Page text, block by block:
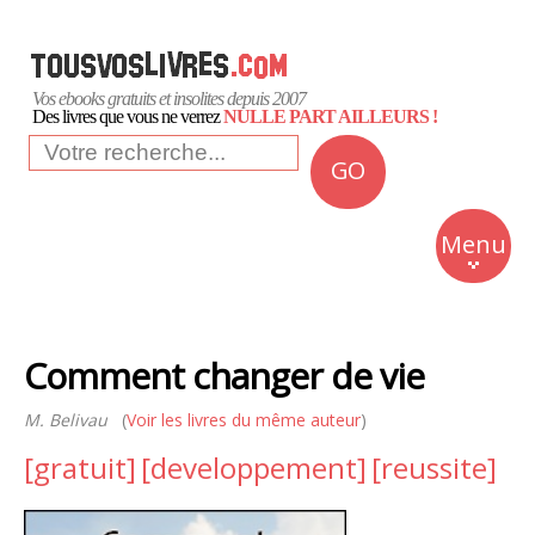
Vos ebooks gratuits et insolites depuis 2007
Des livres que vous ne verrezNULLE PART AILLEURS !
GO
Menu
Insolite
Business
Culture
Comment changer de vie
M. Belivau (Voir les livres du même auteur)
[gratuit] [developpement] [reussite]